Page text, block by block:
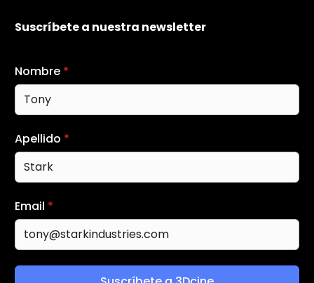
Suscríbete a nuestra newsletter
Nombre *
Apellido *
Email *